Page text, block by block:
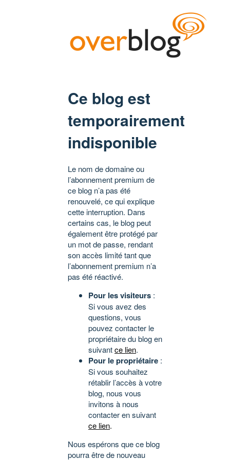
Ce blog est
temporairement
indisponible
Le nom de domaine ou
l’abonnement premium de
ce blog n’a pas été
renouvelé, ce qui explique
cette interruption. Dans
certains cas, le blog peut
également être protégé par
un mot de passe, rendant
son accès limité tant que
l’abonnement premium n’a
pas été réactivé.
Pour les visiteurs :
Si vous avez des
questions, vous
pouvez contacter le
propriétaire du blog en
suivantce lien.
Pour le propriétaire :
Si vous souhaitez
rétablir l’accès à votre
blog, nous vous
invitons à nous
contacter en suivant
ce lien.
Nous espérons que ce blog
pourra être de nouveau